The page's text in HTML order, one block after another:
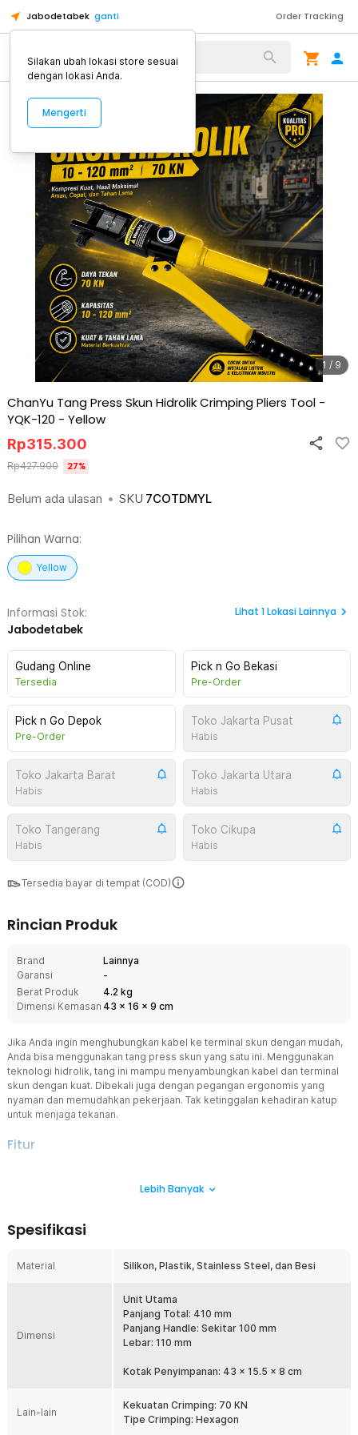
Jabodetabek ganti Order Tracking
Alat Kopi
1 / 9
ChanYu Tang Press Skun Hidrolik Crimping Pliers Tool -
YQK-120 - Yellow
Belum ada ulasan • SKU 7COTDMYL
Rp315.300
Rp427.900 27%
Pilihan Warna:
Yellow
Informasi Stok:
Jabodetabek
Lihat 1Lokasi Lainnya
Gudang Online
Tersedia
Pick n Go Bekasi
Pre-Order
Pick n Go Depok
Pre-Order
Toko Jakarta Pusat
Habis
Toko Jakarta Barat
Habis
Toko Jakarta Utara
Habis
Toko Tangerang
Habis
Toko Cikupa
Habis
Tersedia bayar di tempat (COD)
Rincian Produk
Brand
Lainnya
Garansi
-
Berat Produk
4.2 kg
Dimensi Kemasan 43 x 16 x 9 cm
Jika Anda ingin menghubungkan kabel ke terminal skun dengan mudah,
Anda bisa menggunakan tang press skun yang satu ini. Menggunakan
teknologi hidrolik, tang ini mampu menyambungkan kabel dan terminal
skun dengan kuat. Dibekali juga dengan pegangan ergonomis yang
nyaman dan memudahkan pekerjaan. Tak ketinggalan kehadiran katup
untuk menjaga tekanan.
Fitur
Ditenagai oleh teknologi hidrolik, alat ini memberikan tekanan yang
mengurangi energi yang diperlukan saat bekerja sehingga lebih
Kemudahan Crimping Kabel
dan skun dengan ukuran 10 hingga 120 mm². Dengan kapasitas ini,
tang press hidrolik sangat cocok digunakan untuk proyek
kelistrikan skala besar, seperti instalasi jaringan listrik, panel surya,
atau instalasi kabel pada alat berat.
Dibekali juga dengan pegangan ergonomis yang pas di genggaman
kemudahan saat melakukan proses crimping. Pegangannya juga
tidak akan membuat tangan Anda sakit atau lelah ketika
Lebih Banyak
Spesifikasi
Material Silikon, Plastik, Stainless Steel, dan Besi
Dimensi
Unit Utama
Panjang Total: 410 mm
Panjang Handle: Sekitar 100 mm
Lebar: 110 mm
Kotak Penyimpanan: 43 x 15.5 x 8 cm
Lain-lain
Kekuatan Crimping: 70 KN
Tipe Crimping: Hexagon
Silakan ubah lokasi store sesuai
dengan lokasi Anda.
Mengerti